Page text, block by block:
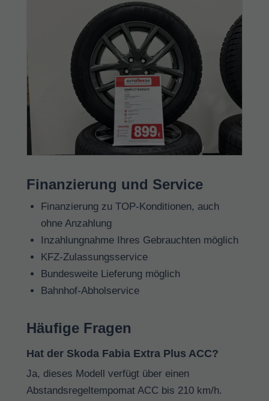
Finanzierung und Service
Finanzierung zu TOP-Konditionen, auch
ohne Anzahlung
Inzahlungnahme Ihres Gebrauchten möglich
KFZ-Zulassungsservice
Bundesweite Lieferung möglich
Bahnhof-Abholservice
Häufige Fragen
Hat der Skoda Fabia Extra Plus ACC?
Ja, dieses Modell verfügt über einen
Abstandsregeltempomat ACC bis 210 km/h.